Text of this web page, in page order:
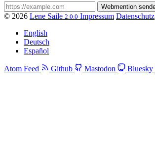
© 2026 Lene Saile 2.0.0 Impressum Datenschutz
English
Deutsch
Español
Atom Feed Github Mastodon Bluesky